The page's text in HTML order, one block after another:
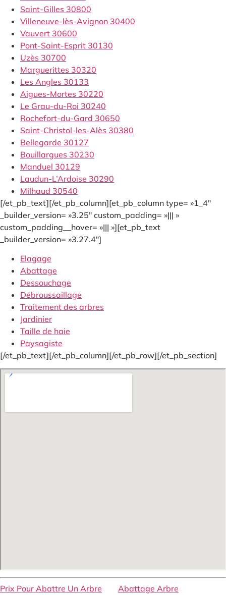
Saint-Gilles 30800
Villeneuve-lès-Avignon 30400
Vauvert 30600
Pont-Saint-Esprit 30130
Uzès 30700
Marguerittes 30320
Les Angles 30133
Aigues-Mortes 30220
Le Grau-du-Roi 30240
Rochefort-du-Gard 30650
Saint-Christol-les-Alès 30380
Bellegarde 30127
Bouillargues 30230
Manduel 30129
Laudun-L’Ardoise 30290
Milhaud 30540
[/et_pb_text][/et_pb_column][et_pb_column type= »1_4″
_builder_version= »3.25″ custom_padding= »||| »
custom_padding__hover= »||| »][et_pb_text
_builder_version= »3.27.4″]
Elagage
Abattage
Dessouchage
Débroussaillage
Traitement des arbres
Jardinier
Taille de haie
Paysagiste
[/et_pb_text][/et_pb_column][/et_pb_row][/et_pb_section]
Prix Pour Abattre Un Arbre
Abattage Arbre